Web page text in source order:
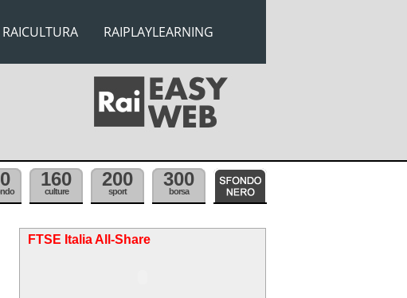
RAICULTURA RAIPLAYLEARNING
160
culture
200
sport
300
borsa
FTSE Italia All-Share